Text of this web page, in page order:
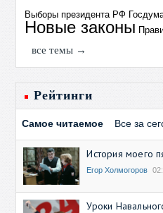
Выборы президента РФ
Новые законы
все темы →
Рейтинги
Самое читаемое Все за
История моего
Егор Холмогоров
Уроки